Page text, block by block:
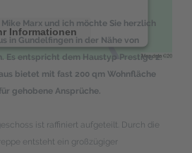
Informationen
Usercentrics Consent
Marx und ich möchte Sie herzlich
in Gundelfingen in der Nähe von
Es entspricht dem Haustyp Prestige 2.
bietet mit fast 200 qm Wohnfläche
gehobene Ansprüche.
ist raffiniert aufgeteilt. Durch die
entsteht ein großzügiger